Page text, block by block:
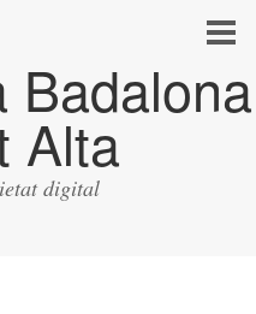
Badalona
Alta
digital